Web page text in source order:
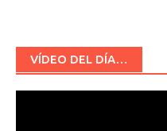
VÍDEO DEL DÍA…